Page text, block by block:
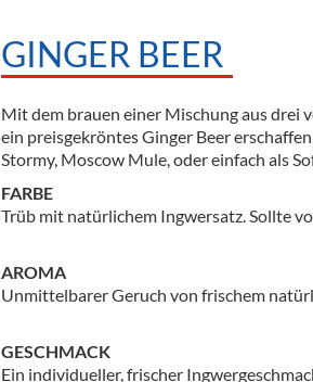
GINGER BEER
Mit dem brauen einer Mischung aus drei
ein preisgekröntes Ginger Beer
Stormy, Moscow Mule, oder einfach als
FARBE
Trüb mit natürlichem Ingwersatz. Sollte
AROMA
Unmittelbarer Geruch von frischem
GESCHMACK
Ein individueller, frischer